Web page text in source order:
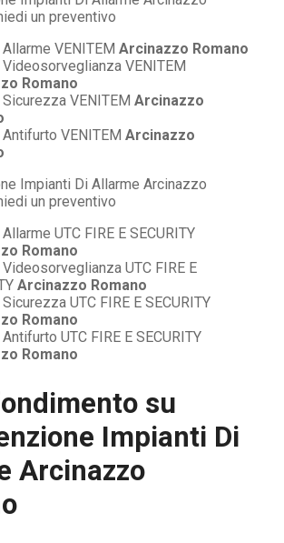
Allarme VENITEM Arcinazzo Romano
Videosorveglianza VENITEM
Romano
Sicurezza VENITEM Arcinazzo
Antifurto VENITEM Arcinazzo
UTC FIRE E SECURITY
Romano
Videosorveglianza UTC FIRE E
Arcinazzo Romano
UTC FIRE E SECURITY
Romano
UTC FIRE E SECURITY
Romano
su
Impianti Di
Arcinazzo